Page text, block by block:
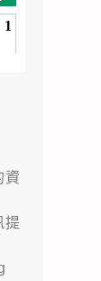
資
提